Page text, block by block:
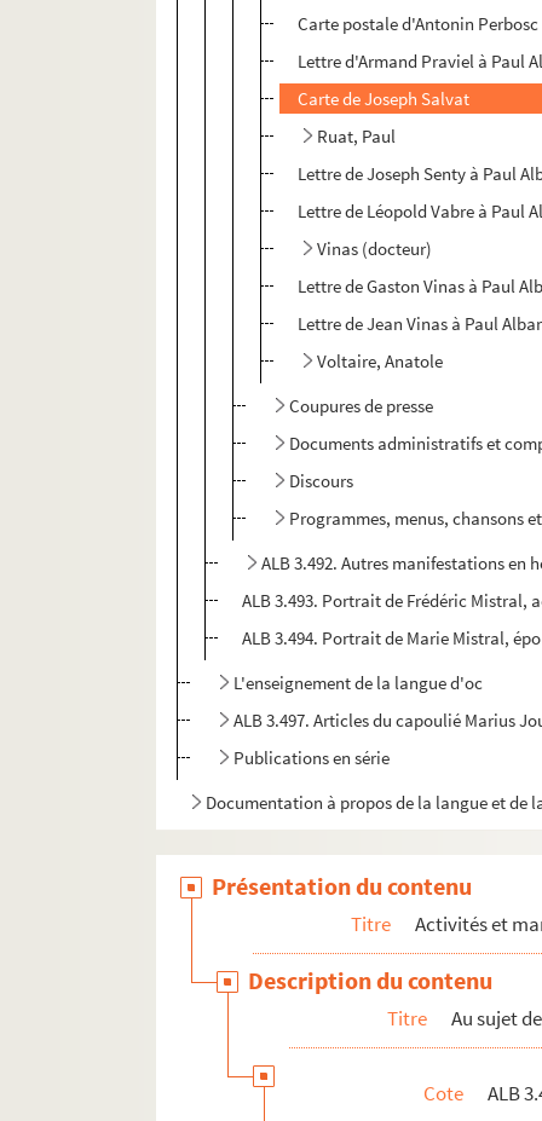
Carte postale d'Antonin Perbosc
Lettre d'Armand Praviel à Paul
Carte de Joseph Salvat
Ruat, Paul
Lettre de Joseph Senty à Paul
Lettre de Léopold Vabre à Paul
Vinas (docteur)
Lettre de Gaston Vinas à Paul
Lettre de Jean Vinas à Paul
Voltaire, Anatole
Coupures de presse
Documents administratifs et
Discours
Programmes, menus, chansons
ALB 3.492. Autres manifestations en
ALB 3.493. Portrait de Frédéric Mistral,
ALB 3.494. Portrait de Marie Mistral,
L'enseignement de la langue d'oc
ALB 3.497. Articles du capoulié Marius
Publications en série
Documentation à propos de la langue et de
Présentation du contenu
Titre Activités et
Description du contenu
Titre Au sujet
Cote
ALB